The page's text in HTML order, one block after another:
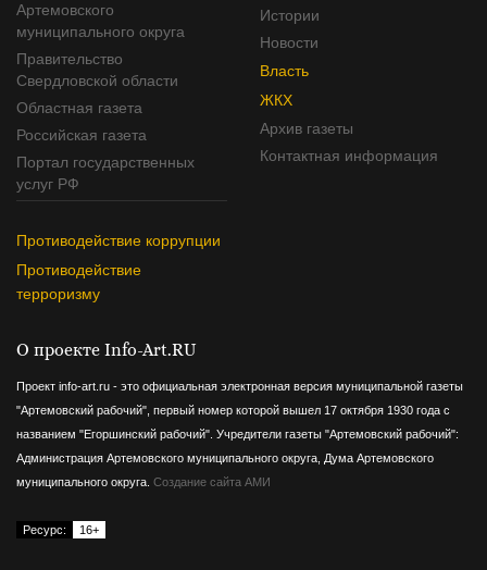
Артемовского
муниципального округа
Правительство
Свердловской области
Областная газета
Российская газета
Портал государственных
услуг РФ
Противодействие коррупции
Противодействие
терроризму
Истории
Новости
Власть
ЖКХ
Архив газеты
Контактная информация
О проекте Info-Art.RU
Проект info-art.ru - это официальная электронная версия муниципальной газеты
"Артемовский рабочий", первый номер которой вышел 17 октября 1930 года с
названием "Егоршинский рабочий". Учредители газеты "Артемовский рабочий":
Администрация Артемовского муниципального округа, Дума Артемовского
муниципального округа. Создание сайта АМИ
Ресурс: 16+